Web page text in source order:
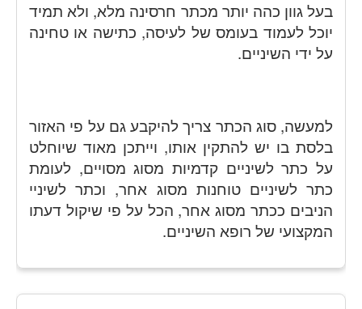
בעל גוון כהה יותר מכתר חרסינה מלא, ולא תמיד
יוכל לעמוד בעומס של לעיסה, כתישה או טחינה
על ידי השיניים.
למעשה, סוג הכתר צריך להיקבע גם על פי האזור
בלסת בו יש להתקין אותו, וייתכן מאוד שיוחלט
על כתר לשיניים קדמיות מסוג מסויים, לעומת
כתר לשיניים טוחנות מסוג אחר, וכתר לשיניי
הניבים ככתר מסוג אחר, הכל על פי שיקול דעתו
המקצועי של רופא השיניים.